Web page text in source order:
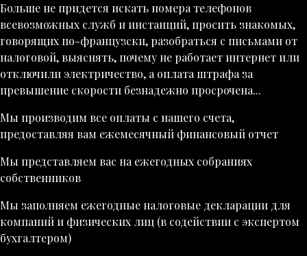
Больше не придется искать номера телефонов
всевозможных служб и инстанций, просить знакомых,
говорящих по-французски, разобраться с письмами от
налоговой, выяснять, почему не работает интернет или
отключили электричество, а оплата штрафа за
превышение скорости безнадежно просрочена...
Мы производим все оплаты с нашего счета,
предоставляя вам ежемесячный финансовый отчет
Мы представляем вас на ежегодных собраниях
собственников
Мы заполняем ежегодные налоговые декларации для
компаний и физических лиц (в содействии с экспертом
бухгалтером)